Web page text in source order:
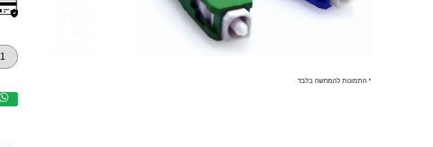
* התמונות להמחשה בלבד